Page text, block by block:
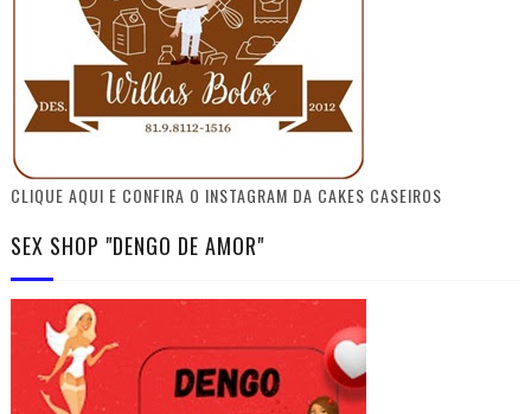
CLIQUE AQUI E CONFIRA O INSTAGRAM DA CAKES CASEIROS
SEX SHOP "DENGO DE AMOR"